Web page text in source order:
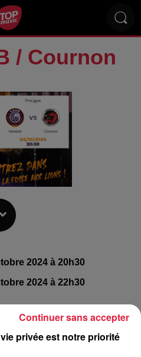
/ Cournon
2024 à 20h30
2024 à 22h30
Sélestatprivée est notre priorité
Continuer sans accepter